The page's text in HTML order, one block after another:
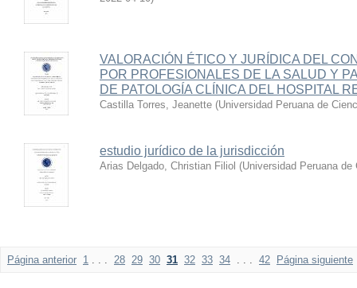
VALORACIÓN ÉTICO Y JURÍDICA DEL
POR PROFESIONALES DE LA SALUD Y
DE PATOLOGÍA CLÍNICA DEL HOSPITAL
Castilla Torres, Jeanette (Universidad Peruana de
estudio jurídico de la jurisdicción
Arias Delgado, Christian Filiol (Universidad Peruana
Página anterior 1 . . . 28 29 30 31 32 33 34 . . . 42 Página siguiente